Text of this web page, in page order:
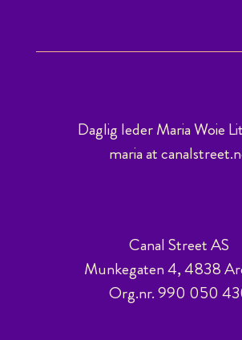
Daglig leder Maria Woie
maria at
Canal Street AS
Munkegaten 4, 4838
Org.nr. 990 050